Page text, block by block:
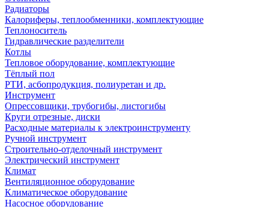
Радиаторы
Калориферы, теплообменники, комплектующие
Теплоноситель
Гидравлические разделители
Котлы
Тепловое оборудование, комплектующие
Тёплый пол
РТИ, асбопродукция, полиуретан и др.
Инструмент
Опрессовщики, трубогибы, листогибы
Круги отрезные, диски
Расходные материалы к электроинструменту
Ручной инструмент
Строительно-отделочный инструмент
Электрический инструмент
Климат
Вентиляционное оборудование
Климатическое оборудование
Насосное оборудование